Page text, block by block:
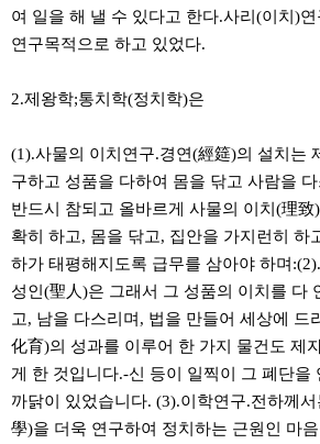
여 일을 해 낼 수 있다고 한다.사리(이치)
연구목적으로 하고 있었다.
2.제왕학;통치학(정치학)은
(1).사물의 이치연구.경연(經筵)의 설치는
구하고 성품을 다하여 몸을 닦고 사람을
반드시 참되고 올바르게 사물의 이치(理致
확히 하고, 몸을 닦고, 집안을 가지런히 하
하가 태평해지도록 급무를 삼아야 하며
성인(聖人)은 그래서 그 성품의 이치를 다
고, 남을 다스리며, 법을 만들어 세상에 드
化育)의 성과를 이루어 한 가지 물건도 제
게 한 것입니다.-신 등이 일찍이 그 폐단을
까닭이 있었습니다. (3).이학연구.전하께
學)을 더욱 연구하여 정치하는 근원인 마